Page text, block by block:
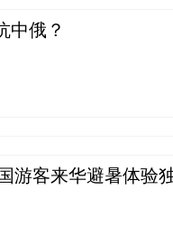
中俄？
游客来华避暑体验